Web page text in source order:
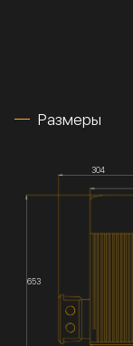
Размеры
304
653